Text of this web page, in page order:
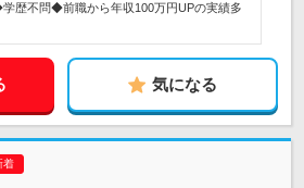
歴不問◆前職から年収100万円UPの実績多
気になる